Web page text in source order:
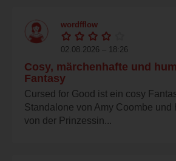
wordfflow
02.08.2026 – 18:26
Cosy, märchenhafte und
Fantasy
Cursed for Good ist ein cosy
Standalone von Amy Coombe und
von der Prinzessin...